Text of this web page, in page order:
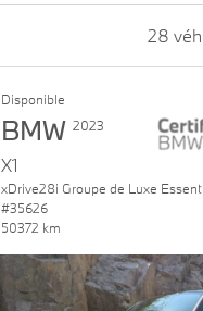
28
Disponible
BMW 2023
X1
xDrive28i Groupe de Luxe
#35626
50372 km